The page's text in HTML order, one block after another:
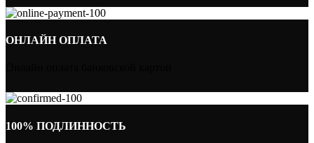
ОНЛАЙН ОПЛАТА
100% ПОДЛИННОСТЬ